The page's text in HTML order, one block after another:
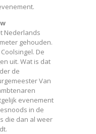
Nederlands
gehouden.
De
uit. Wat is dat
de
Van
evenement
in de
die dan al weer